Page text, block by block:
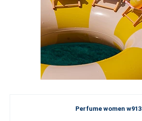
Perfume women w913